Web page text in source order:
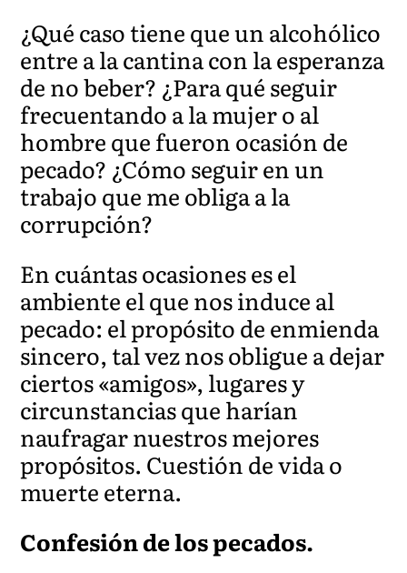
¿Qué caso tiene que un alcohólico
entre a la cantina con la esperanza
de no beber? ¿Para qué seguir
frecuentando a la mujer o al
hombre que fueron ocasión de
pecado? ¿Cómo seguir en un
trabajo que me obliga a la
corrupción?
En cuántas ocasiones es el
ambiente el que nos induce al
pecado: el propósito de enmienda
sincero, tal vez nos obligue a dejar
ciertos «amigos», lugares y
circunstancias que harían
naufragar nuestros mejores
propósitos. Cuestión de vida o
muerte eterna.
Confesión de los pecados.